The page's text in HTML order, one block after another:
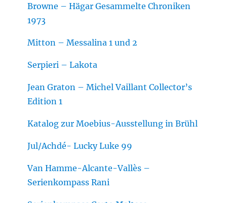
Browne – Hägar Gesammelte Chroniken
1973
Mitton – Messalina 1 und 2
Serpieri – Lakota
Jean Graton – Michel Vaillant Collector’s
Edition 1
Katalog zur Moebius-Ausstellung in Brühl
Jul/Achdé- Lucky Luke 99
Van Hamme-Alcante-Vallès –
Serienkompass Rani